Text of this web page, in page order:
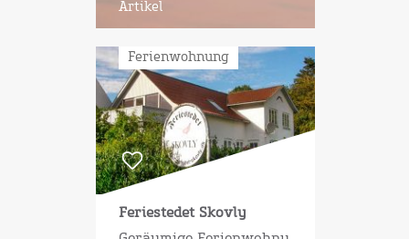
Artikel
Ferienwohnung
Feriestedet Skovly